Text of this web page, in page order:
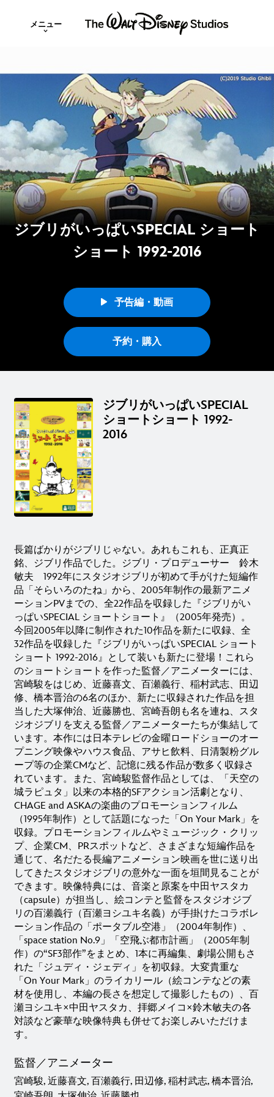
メニュー
ジブリがいっぱいSPECIAL ショート
ショート 1992-2016
予告編・動画
予約・購入
ジブリがいっぱいSPECIAL
ショートショート 1992-
2016
長篇ばかりがジブリじゃない。あれもこれも、正真正
銘、ジブリ作品でした。ジブリ・プロデューサー 鈴木
敏夫 1992年にスタジオジブリが初めて手がけた短編作
品「そらいろのたね」から、2005年制作の最新アニメ
ーションPVまでの、全22作品を収録した『ジブリがい
っぱいSPECIAL ショートショート』（2005年発売）。
今回2005年以降に制作された10作品を新たに収録、全
32作品を収録した『ジブリがいっぱいSPECIAL ショート
ショート 1992-2016』として装いも新たに登場！これら
のショートショートを作った監督／アニメーターには、
宮崎駿をはじめ、近藤喜文、百瀬義行、稲村武志、田辺
修、橋本晋治の6名のほか、新たに収録された作品を担
当した大塚伸治、近藤勝也、宮崎吾朗も名を連ね、スタ
ジオジブリを支える監督／アニメーターたちが集結して
います。本作には日本テレビの金曜ロードショーのオー
プニング映像やハウス食品、アサヒ飲料、日清製粉グル
ープ等の企業CMなど、記憶に残る作品が数多く収録さ
れています。また、宮崎駿監督作品としては、「天空の
城ラピュタ」以来の本格的SFアクション活劇となり、
CHAGE and ASKAの楽曲のプロモーションフィルム
（1995年制作）として話題になった「On Your Mark」を
収録。プロモーションフィルムやミュージック・クリッ
プ、企業CM、PRスポットなど、さまざまな短編作品を
通じて、名だたる長編アニメーション映画を世に送り出
してきたスタジオジブリの意外な一面を垣間見ることが
できます。映像特典には、音楽と原案を中田ヤスタカ
（capsule）が担当し、絵コンテと監督をスタジオジブ
リの百瀬義行（百瀬ヨシユキ名義）が手掛けたコラボレ
ーション作品の「ポータブル空港」（2004年制作）、
「space station No.9」「空飛ぶ都市計画」（2005年制
作）の“SF3部作”をまとめ、1本に再編集、劇場公開もさ
れた「ジュディ・ジェディ」を初収録。大変貴重な
「On Your Mark」のライカリール（絵コンテなどの素
材を使用し、本編の長さを想定して撮影したもの）、百
瀬ヨシユキ×中田ヤスタカ、拝郷メイコ×鈴木敏夫の各
対談など豪華な映像特典も併せてお楽しみいただけま
す。
監督／アニメーター
宮崎駿, 近藤喜文, 百瀬義行, 田辺修, 稲村武志, 橋本晋治,